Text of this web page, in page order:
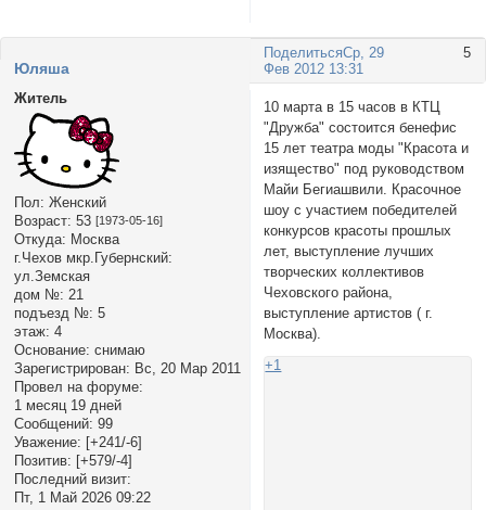
Поделиться 5
Ср, 29
Фев 2012 13:31
Юляша
Житель
Пол: Женский
Возраст: 53 [1973-05-16]
Откуда: Москва
г.Чехов мкр.Губернский:
ул.Земская
дом №: 21
подъезд №: 5
этаж: 4
Основание: снимаю
Зарегистрирован: Вс, 20 Мар 2011
Провел на форуме:
1 месяц 19 дней
Сообщений: 99
Уважение: [+241/-6]
Позитив: [+579/-4]
Последний визит:
Пт, 1 Май 2026 09:22
10 марта в 15 часов в КТЦ
"Дружба" состоится бенефис
15 лет театра моды "Красота и
изящество" под руководством
Майи Бегиашвили. Красочное
шоу с участием победителей
конкурсов красоты прошлых
лет, выступление лучших
творческих коллективов
Чеховского района,
выступление артистов ( г.
Москва).
+1